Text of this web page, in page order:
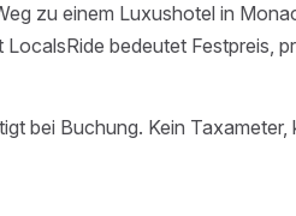
zu einem Luxushotel in
bedeutet Festpreis,
bei Buchung. Kein